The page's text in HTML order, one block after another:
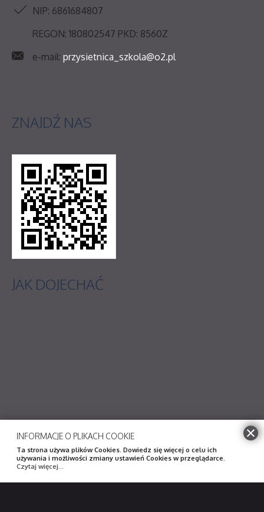
NIP: 6861684807
REGON: 180802547 PKD: 8560Z
e-mail: przysietnica_szkola@o2.pl
ZNAJDŹ NAS
JAK DOJECHAĆ
INFORMACJE O PLIKACH COOKIE
Ta strona używa plików Cookies. Dowiedz się więcej o celu ich
używania i możliwości zmiany ustawień Cookies w przeglądarce.
Czytaj więcej...